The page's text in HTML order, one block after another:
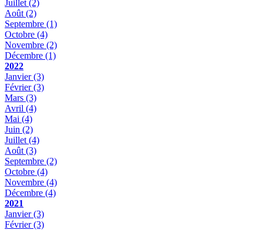
Juillet (2)
Août (2)
Septembre (1)
Octobre (4)
Novembre (2)
Décembre (1)
2022
Janvier(3)
Février(3)
Mars (3)
Avril (4)
Mai (4)
Juin (2)
Juillet (4)
Août (3)
Septembre (2)
Octobre (4)
Novembre (4)
Décembre (4)
2021
Janvier(3)
Février(3)